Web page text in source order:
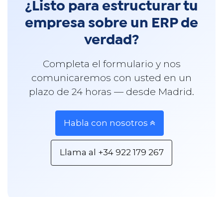
¿Listo para estructurar tu
empresa sobre un ERP de
verdad?
Completa el formulario y nos
comunicaremos con usted en un
plazo de 24 horas — desde Madrid.
Habla con nosotros
Llama al +34 922 179 267